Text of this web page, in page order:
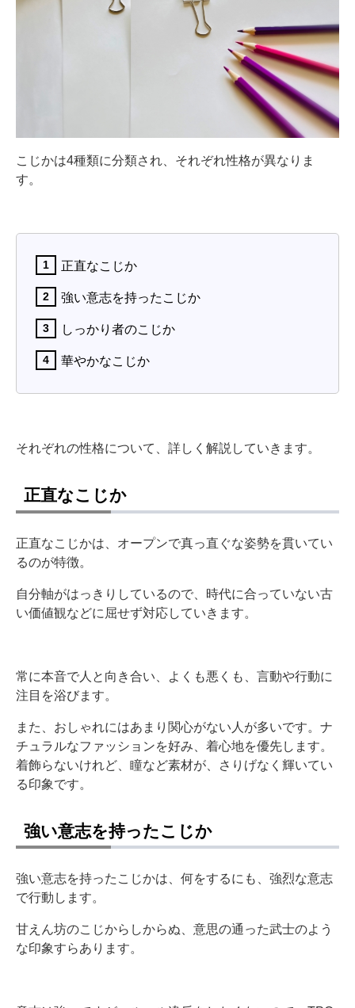
こじかは4種類に分類され、それぞれ性格が異なりま
す。
正直なこじか
強い意志を持ったこじか
しっかり者のこじか
華やかなこじか
それぞれの性格について、詳しく解説していきます。
正直なこじか
正直なこじかは、オープンで真っ直ぐな姿勢を貫いてい
るのが特徴。
自分軸がはっきりしているので、時代に合っていない古
い価値観などに屈せず対応していきます。
常に本音で人と向き合い、よくも悪くも、言動や行動に
注目を浴びます。
また、おしゃれにはあまり関心がない人が多いです。ナ
チュラルなファッションを好み、着心地を優先します。
着飾らないけれど、瞳など素材が、さりげなく輝いてい
る印象です。
強い意志を持ったこじか
強い意志を持ったこじかは、何をするにも、強烈な意志
で行動します。
甘えん坊のこじからしからぬ、意思の通った武士のよう
な印象すらあります。